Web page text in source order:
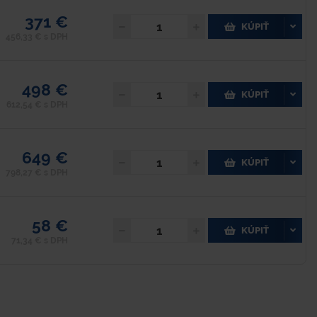
371 € KÚPIŤ
498 € KÚPIŤ
649 € KÚPIŤ
58 € KÚPIŤ